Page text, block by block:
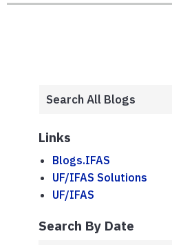
Links
Blogs.IFAS
UF/IFAS Solutions
UF/IFAS
Search By Date